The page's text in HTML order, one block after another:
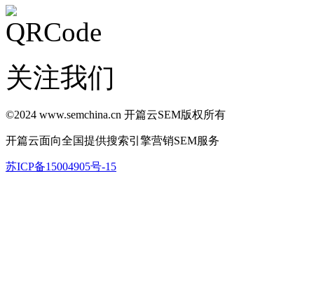
关注我们
©2024 www.semchina.cn 开篇云SEM版权所有
开篇云面向全国提供搜索引擎营销SEM服务
苏ICP备15004905号-15